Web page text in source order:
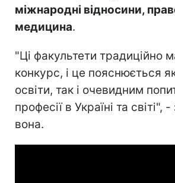
міжнародні відносини,
медицина.
"Ці факультети традиційно
конкурс, і це пояснюється
освіти, так і очевидним
професії в Україні та світі",
вона.